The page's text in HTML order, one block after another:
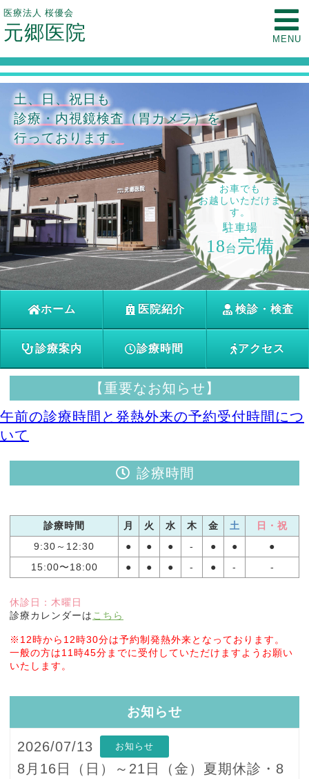
医療法人 桜優会
元郷医院 MENU
お車でも
お越しいただけま
す。
駐車場
18台 完備
土、日、祝日も
診療・内視鏡検査（胃カメラ）を
行っております。
ホーム 医院紹介 検診・検査
診療案内 診療時間 アクセス
【重要なお知らせ】
午前の診療時間と発熱外来の予約受付時間につ
いて
診療時間
診療時間 月 火 水 木 金 土
日・祝
9:30～12:30
● ● ● - ● ●
●
15:00〜18:00
● ● ● - ● - -
休診日：木曜日
診療カレンダーは こちら
※12時から12時30分は予約制発熱外来となっております。
一般の方は11時45分までに受付していただけますようお願い
いたします。
お知らせ
2026/07/13 お知らせ
8月16日（日）～21日（金）夏期休診・8